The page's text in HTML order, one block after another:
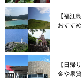
【福江
おすす
【日帰
金や泉